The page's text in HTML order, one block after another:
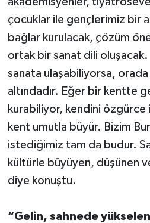
çocuklar ile gençlerimiz bir
bağlar kurulacak, çözüm
ortak bir sanat dili
sanata ulaşabiliyorsa,
altındadır. Eğer bir kentte
kurabiliyor, kendini
kent umutla büyür. Bizim
istediğimiz tam da budur.
kültürle büyüyen, düşünen
diye konuştu.
“Gelin, sahnede